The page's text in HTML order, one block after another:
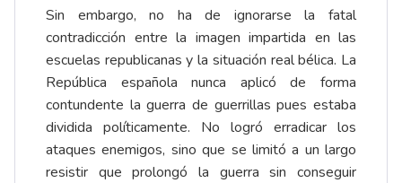
Sin embargo, no ha de ignorarse la fatal
contradicción entre la imagen impartida en las
escuelas republicanas y la situación real bélica. La
República española nunca aplicó de forma
contundente la guerra de guerrillas pues estaba
dividida políticamente. No logró erradicar los
ataques enemigos, sino que se limitó a un largo
resistir que prolongó la guerra sin conseguir